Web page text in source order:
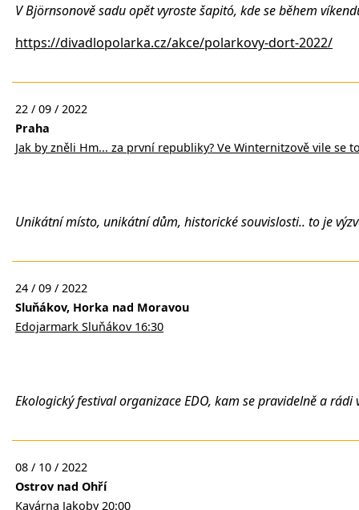
V Björnsonově sadu opět vyroste šapitó, kde se během
https://divadlopolarka.cz/akce/polarkovy-dort-2022/
22 / 09 / 2022
Praha
Jak by zněli Hm... za první republiky? Ve Winternitzově vile se
Unikátní místo, unikátní dům, historické souvislosti.. to je
24 / 09 / 2022
Sluňákov, Horka nad Moravou
Edojarmark Sluňákov 16:30
Ekologický festival organizace EDO, kam se pravidelně a rádi
08 / 10 / 2022
Ostrov nad Ohří
Kavárna Jakoby 20:00